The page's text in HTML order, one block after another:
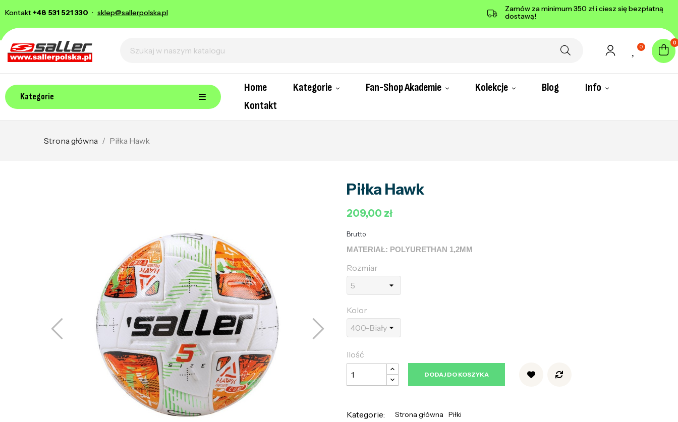
Kontakt+48 531 521 330 · sklep@sallerpolska.pl
Zamów za minimum 350 zł i ciesz się bezpłatną
dostawą!
0
0
Kategorie
Home Kategorie Fan-Shop Akademie Kolekcje Blog
Info
Kontakt
Strona główna Piłka Hawk
Piłka Hawk
209,00 zł
Brutto
MATERIAŁ: POLYURETHAN 1,2MM
Rozmiar
Kolor
Ilość
DODAJ DO KOSZYKA
Kategorie: Strona główna Piłki